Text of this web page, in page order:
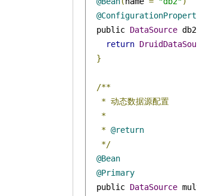
  public
DataSource db2
return
}
/**
* 动态数据源配置
*
* @return
*/
@Bean
@Primary
  public
DataSource